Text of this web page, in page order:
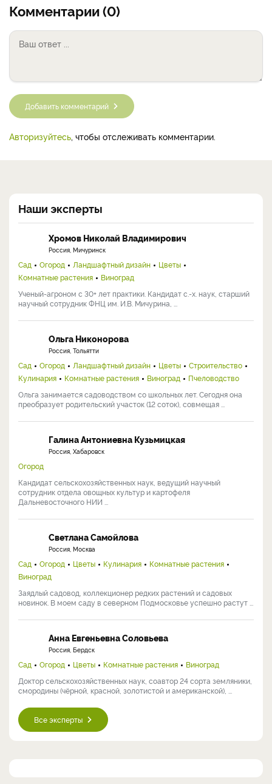
Комментарии (0)
Добавить комментарий
Авторизуйтесь, чтобы отслеживать комментарии.
Наши эксперты
Хромов Николай Владимирович
Россия, Мичуринск
Сад Огород Ландшафтный дизайн
Цветы
Комнатные растения
Виноград
Ученый-агроном с 30+ лет практики. Кандидат с.-х. наук, старший
научный сотрудник ФНЦ им. И.В. Мичурина, ...
Ольга Никонорова
Россия, Тольятти
Сад Огород Ландшафтный дизайн Цветы
Строительство
Кулинария
Комнатные растения Виноград
Пчеловодство
Ольга занимается садоводством со школьных лет. Сегодня она
преобразует родительский участок (12 соток), совмещая ...
Галина Антониевна Кузьмицкая
Россия, Хабаровск
Огород
Кандидат сельскохозяйственных наук, ведущий научный
сотрудник отдела овощных культур и картофеля
Дальневосточного НИИ ...
Светлана Самойлова
Россия, Москва
Сад Огород Цветы Кулинария
Комнатные растения
Виноград
Заядлый садовод, коллекционер редких растений и садовых
новинок. В моем саду в северном Подмосковье успешно растут ...
Анна Евгеньевна Соловьева
Россия, Бердск
Сад Огород Цветы Комнатные растения
Виноград
Доктор сельскохозяйственных наук, соавтор 24 сорта земляники,
смородины (чёрной, красной, золотистой и американской), ...
Все эксперты